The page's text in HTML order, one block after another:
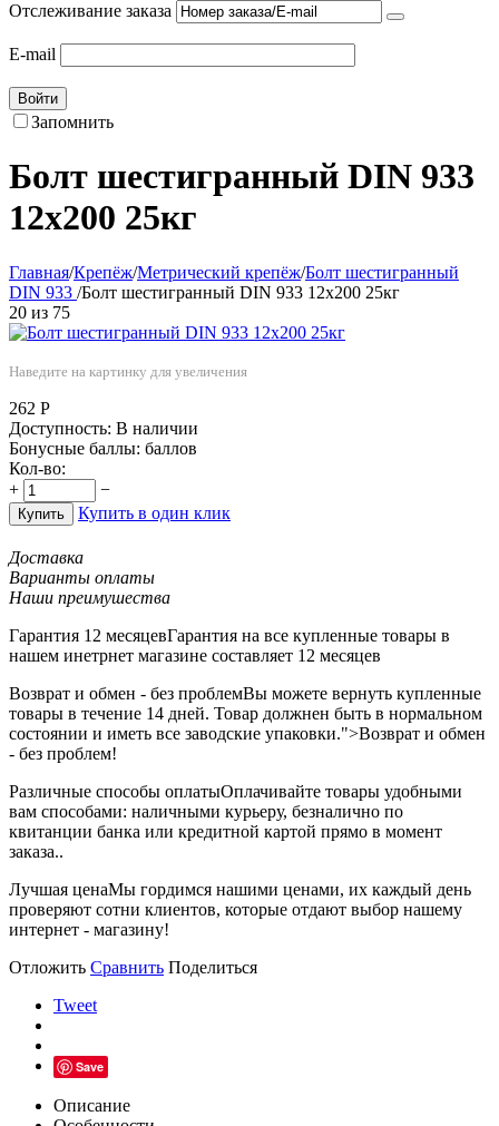
Отслеживание заказа
E-mail
Войти
Запомнить
Болт шестигранный DIN 933
12х200 25кг
Главная/Крепёж/Метрический крепёж/Болт шестигранный
DIN 933 /Болт шестигранный DIN 933 12х200 25кг
20 из 75
Наведите на картинку для увеличения
262 Р
Доступность: В наличии
Бонусные баллы: баллов
Кол-во:
+
−
Купить Купить в один клик
Доставка
Варианты оплаты
Наши преимушества
Гарантия 12 месяцевГарантия на все купленные товары в
нашем инетрнет магазине составляет 12 месяцев
Возврат и обмен - без проблемВы можете вернуть купленные
товары в течение 14 дней. Товар должнен быть в нормальном
состоянии и иметь все заводские упаковки.">Возврат и обмен
- без проблем!
Различные способы оплатыОплачивайте товары удобными
вам способами: наличными курьеру, безналично по
квитанции банка или кредитной картой прямо в момент
заказа..
Лучшая ценаМы гордимся нашими ценами, их каждый день
проверяют сотни клиентов, которые отдают выбор нашему
интернет - магазину!
Отложить Сравнить Поделиться
Tweet
Save
Описание